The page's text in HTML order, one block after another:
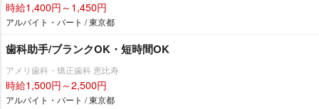
時給1,400円～1,450円
アルバイト・パート / 東京都
歯科助手/ブランクOK・短時間OK
アメリ歯科・矯正歯科 恵比寿
時給1,500円～2,500円
アルバイト・パート / 東京都